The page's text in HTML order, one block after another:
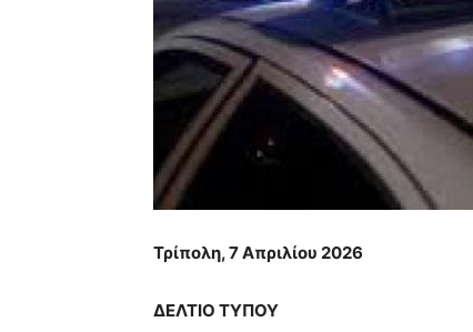
Τρίπολη, 7 Απριλίου 2026
ΔΕΛΤΙΟ ΤΥΠΟΥ